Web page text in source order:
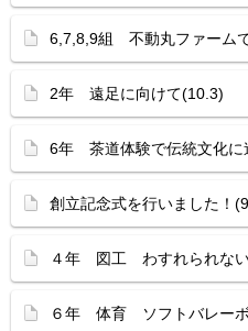
6,7,8,9組 不動丸ファーム
2年 遠足に向けて(10.3)
6年 茶道体験で伝統文化に
創立記念式を行いました！
４年 図工 わすれられな
６年 体育 ソフトバレー